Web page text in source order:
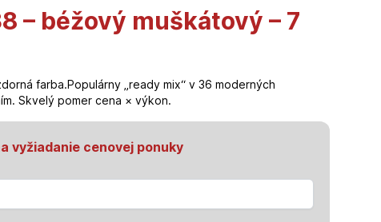
– béžový muškátový – 7
farba.Populárny „ready mix“ v 36 moderných
Skvelý pomer cena × výkon.
vyžiadanie cenovej ponuky